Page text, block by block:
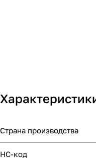
Страна производства
НС-код